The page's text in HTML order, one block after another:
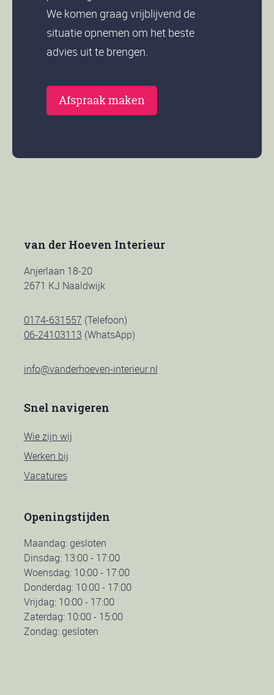
We komen graag vrijblijvend de
situatie opnemen om het beste
advies uit te brengen.
Afspraak maken
van der Hoeven Interieur
Anjerlaan 18-20
2671 KJ Naaldwijk
0174-631557 (Telefoon)
06-24103113 (WhatsApp)
info@vanderhoeven-interieur.nl
Snel navigeren
Wie zijn wij
Werken bij
Vacatures
Openingstijden
Maandag: gesloten
Dinsdag: 13:00 - 17:00
Woensdag: 10:00 - 17:00
Donderdag: 10:00 - 17:00
Vrijdag: 10:00 - 17:00
Zaterdag: 10:00 - 15:00
Zondag: gesloten